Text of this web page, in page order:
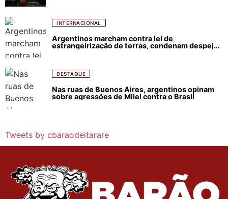
INTERNACIONAL
Argentinos marcham contra lei de
estrangeirização de terras, condenam despejos
DESTAQUE
Nas ruas de Buenos Aires, argentinos opinam
sobre agressões de Milei contra o Brasil
Tweets by cbaraodeitarare